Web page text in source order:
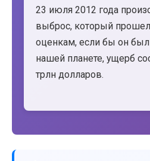
23 июля 2012 года
выброс, который
оценкам, если бы он
нашей планете, ущерб
трлн долларов.